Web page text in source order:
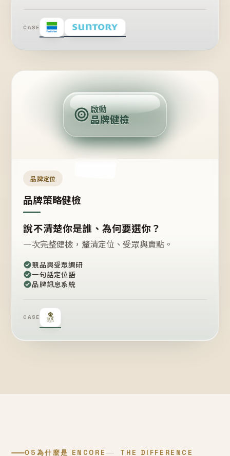
CASE
定
位
點
啟動
品牌健檢
品牌定位
品牌策略健檢
說不清楚你是誰、為何要選你？
一次完整健檢，釐清定位、受眾與賣點。
競品與受眾調研
一句話定位語
品牌訊息系統
CASE
05 為什麼是 ENCORE THE DIFFERENCE